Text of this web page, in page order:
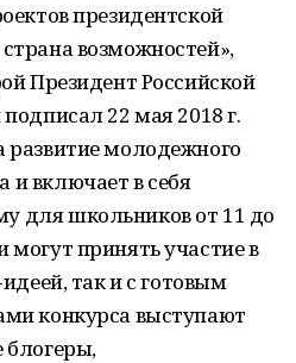
президентской
возможностей»,
Президент Российской
22 мая 2018 г.
развитие молодежного
и включает в себя
для школьников от 11 до
принять участие в
так и с готовым
конкурса выступают
блогеры,